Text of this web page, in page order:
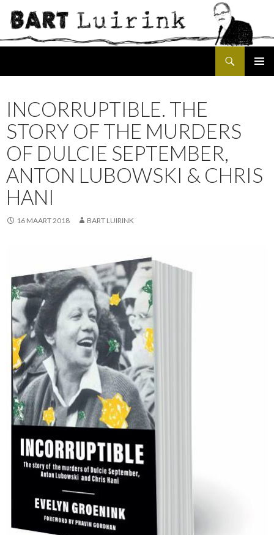
INCORRUPTIBLE. THE
STORY OF THE MURDERS
OF DULCIE SEPTEMBER,
ANTON LUBOWSKI & CHRIS
HANI
16 MAART 2018 BART LUIRINK